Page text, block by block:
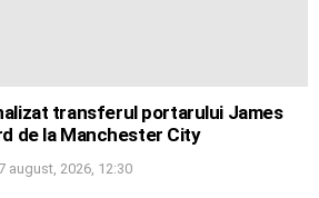
transferul portarului James
de la Manchester City
7 august, 2026, 12:30